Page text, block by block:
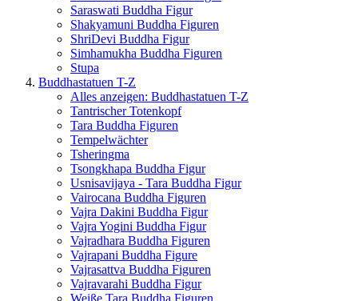
Saraswati Buddha Figur
Shakyamuni Buddha Figuren
ShriDevi Buddha Figur
Simhamukha Buddha Figuren
Stupa
Buddhastatuen T-Z
Alles anzeigen: Buddhastatuen T-Z
Tantrischer Totenkopf
Tara Buddha Figuren
Tempelwächter
Tsheringma
Tsongkhapa Buddha Figur
Usnisavijaya - Tara Buddha Figur
Vairocana Buddha Figuren
Vajra Dakini Buddha Figur
Vajra Yogini Buddha Figur
Vajradhara Buddha Figuren
Vajrapani Buddha Figure
Vajrasattva Buddha Figuren
Vajravarahi Buddha Figur
Weiße Tara Buddha Figuren